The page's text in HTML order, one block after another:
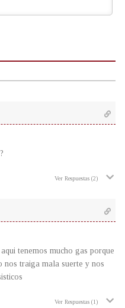
Ver Respuestas (2)
tenemos mucho gas porque
nos traiga mala suerte y nos
Ver Respuestas (1)